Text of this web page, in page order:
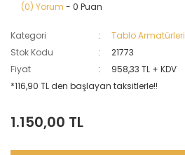
(0) Yorum - 0 Puan
Kategori
Tablo Armatürleri
Stok Kodu
21773
Fiyat
958,33 TL + KDV
*116,90 TL den başlayan taksitlerle!!
1.150,00 TL